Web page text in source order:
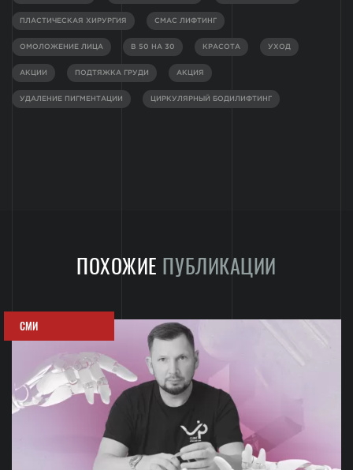
ПЛАСТИЧЕСКАЯ ХИРУРГИЯ СМАС ЛИФТИНГ
ОМОЛОЖЕНИЕ ЛИЦА В 50 НА 30 КРАСОТА УХОД
АКЦИИ ПОДТЯЖКА ГРУДИ АКЦИЯ
УДАЛЕНИЕ ПИГМЕНТАЦИИ ЦИРКУЛЯРНЫЙ БОДИЛИФТИНГ
ПОХОЖИЕ ПУБЛИКАЦИИ
СМИ